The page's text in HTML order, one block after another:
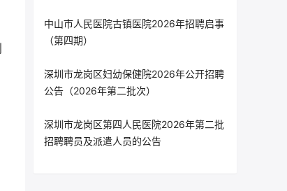
中山市人民医院古镇医院2026年招聘启事
（第四期）
深圳市龙岗区妇幼保健院2026年公开招聘
公告（2026年第二批次）
深圳市龙岗区第四人民医院2026年第二批
招聘聘员及派遣人员的公告